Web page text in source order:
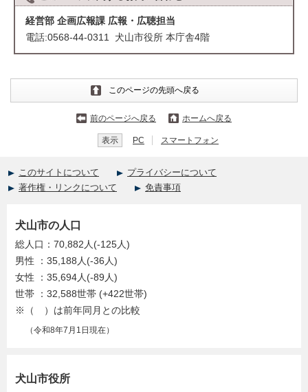
経営部 企画広報課 広報・広聴担当
電話:0568-44-0311 犬山市役所 本庁舎4階
このページの先頭へ戻る
前のページへ戻る ホームへ戻る
表示 PC スマートフォン
このサイトについて
プライバシーについて
著作権・リンクについて
免責事項
犬山市役所
犬山市の人口
総人口：70,882人(-125人)
男性 ：35,188人(-36人)
女性 ：35,694人(-89人)
世帯 ：32,588世帯 (+422世帯)
※（ ）は前年同月との比較
（令和8年7月1日現在）